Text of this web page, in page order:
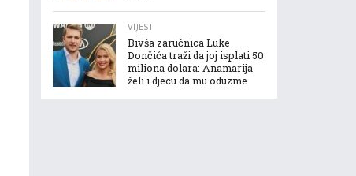
VIJESTI
Bivša zaručnica Luke
Dončića traži da joj isplati 50
miliona dolara: Anamarija
želi i djecu da mu oduzme